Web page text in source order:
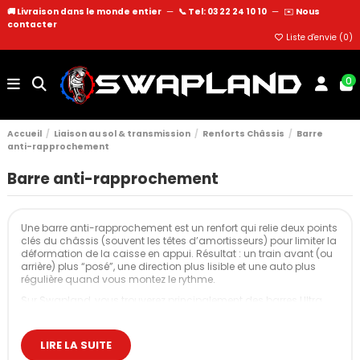
🚚 Livraison dans le monde entier — 📞 Tel: 03 22 24 10 10 — ✉️ Nous
contacter
Liste d'envie (0)
0
Accueil Liaison au sol & transmission Renforts Châssis
Barre
anti-rapprochement
Barre anti-rapprochement
Une barre anti-rapprochement est un renfort qui relie deux points
clés du châssis (souvent les têtes d’amortisseurs) pour limiter la
déformation de la caisse en appui. Résultat : un train avant (ou
arrière) plus “posé”, une direction plus lisible et une auto plus
régulière quand vous montez le rythme.
plateformes.
LIRE LA SUITE